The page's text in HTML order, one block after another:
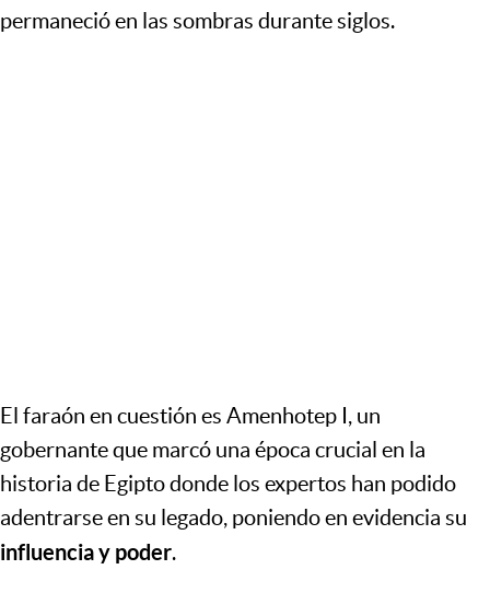
permaneció en las sombras durante siglos.
El faraón en cuestión es Amenhotep I , un
gobernante que marcó una época crucial en la
historia de Egiptodonde los expertos han podido
adentrarse en su legado, poniendo en evidencia su
influencia y poder.